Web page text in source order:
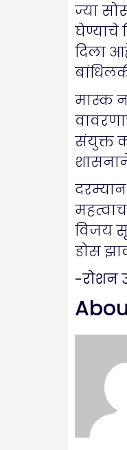
ज्या
घेण्याचे
दिला
मास्क न
संयुक्त
विजय
डोस
-रोशन